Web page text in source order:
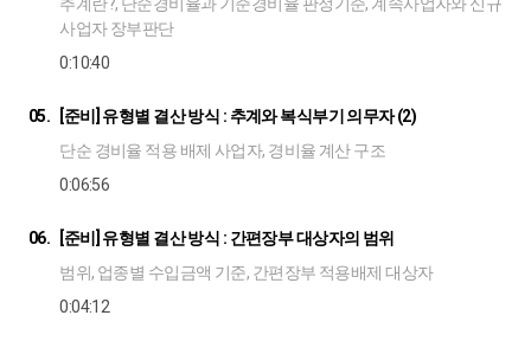
사업자 장부판단
0:10:40
05.
[준비] 유형별 결산 방식 : 추계와 복식부기 의무자 (2)
단순 경비율 적용 배제 사업자, 경비율 계산 구조
0:06:56
06.
[준비] 유형별 결산 방식 : 간편장부 대상자의 범위
범위, 업종별 수입금액 기준, 간편장부 적용배제 대상자
0:04:12